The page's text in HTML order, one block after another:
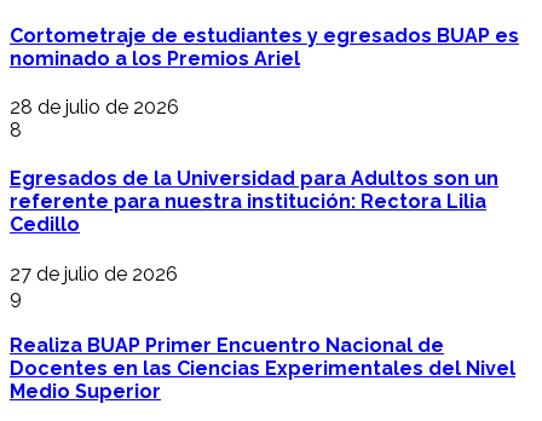
Cortometraje de estudiantes y egresados BUAP es
nominado a los Premios Ariel
28 de julio de 2026
8
Egresados de la Universidad para Adultos son un
referente para nuestra institución: Rectora Lilia
Cedillo
27 de julio de 2026
9
Realiza BUAP Primer Encuentro Nacional de
Docentes en las Ciencias Experimentales del Nivel
Medio Superior